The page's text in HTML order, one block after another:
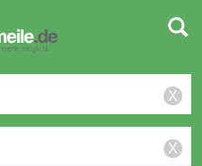
X
X